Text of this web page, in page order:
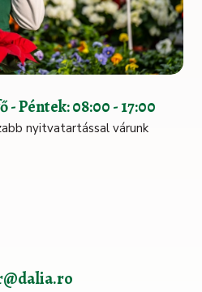
- Péntek: 08:00 - 17:00
nyitvatartással várunk